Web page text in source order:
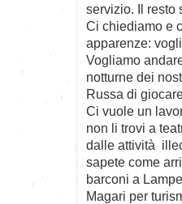
servizio. Il resto
Ci chiediamo e
apparenze:
Vogliamo
notturne dei
Russa di
Ci vuole un
non li trovi a
dalle attività
sapete come
barconi a
Magari per